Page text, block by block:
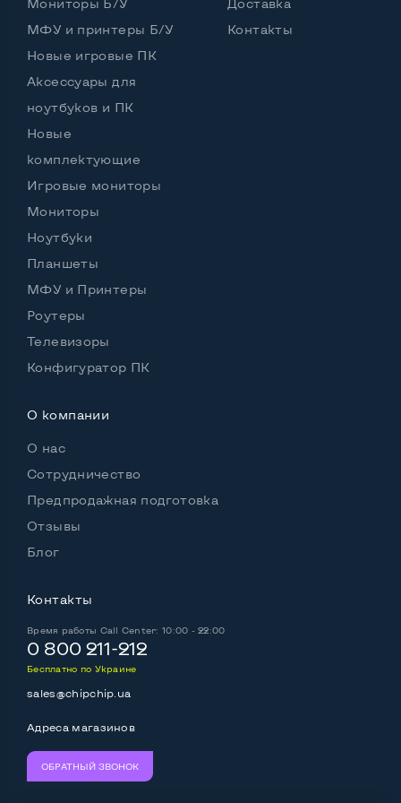
Размер видеопамяти, Гб
Видеопроцессор ноутбука
nVidia GeForce GTX 1660 Ti
Оптический привод
Русские и украинские буквы на клавиатуре
Операционная система
Выход VGA
Выход Display port
Выход mini Display port
Разъем для наушников 3.5 мм
Разъем для микрофона
МФУ и принтеры Б/У
Новые игровые ПК
Аксессуары для
ноутбуков и ПК
Новые
комплектующие
Игровые мониторы
Мониторы
Ноутбуки
Планшеты
МФУ и Принтеры
Роутеры
Телевизоры
Конфигуратор ПК
Контакты
О компании
О нас
Сотрудничество
Предпродажная подготовка
Отзывы
Блог
Контакты
Время работы Call Center: 10:00 - 22:00
0 800 211-212
Бесплатно по Украине
sales@chipchip.ua
Адреса магазинов
ОБРАТНЫЙ ЗВОНОК